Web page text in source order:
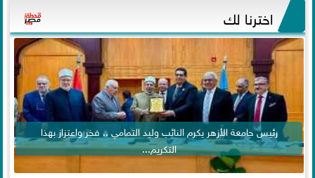
اخترنا لك
رئيس جامعة الأزهر يكرم النائب وليد التمامي .. فخر واعتزاز بهذا
التكريم...